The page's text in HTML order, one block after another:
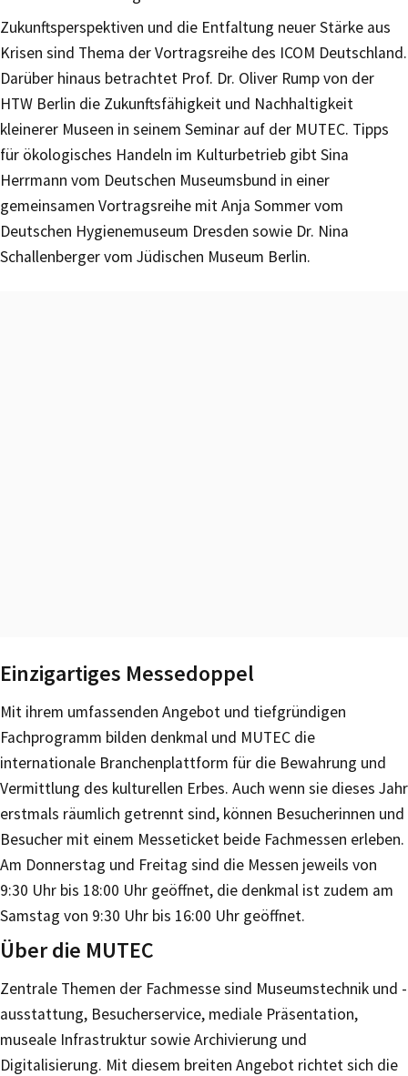
Zukunftsperspektiven und die Entfaltung neuer Stärke aus
Krisen sind Thema der Vortragsreihe des ICOM Deutschland.
Darüber hinaus betrachtet Prof. Dr. Oliver Rump von der
HTW Berlin die Zukunftsfähigkeit und Nachhaltigkeit
kleinerer Museen in seinem Seminar auf der MUTEC. Tipps
für ökologisches Handeln im Kulturbetrieb gibt Sina
Herrmann vom Deutschen Museumsbund in einer
gemeinsamen Vortragsreihe mit Anja Sommer vom
Deutschen Hygienemuseum Dresden sowie Dr. Nina
Schallenberger vom Jüdischen Museum Berlin.
Einzigartiges Messedoppel
Mit ihrem umfassenden Angebot und tiefgründigen
Fachprogramm bilden denkmal und MUTEC die
internationale Branchenplattform für die Bewahrung und
Vermittlung des kulturellen Erbes. Auch wenn sie dieses Jahr
erstmals räumlich getrennt sind, können Besucherinnen und
Besucher mit einem Messeticket beide Fachmessen erleben.
Am Donnerstag und Freitag sind die Messen jeweils von
9:30 Uhr bis 18:00 Uhr geöffnet, die denkmal ist zudem am
Samstag von 9:30 Uhr bis 16:00 Uhr geöffnet.
Über die MUTEC
Zentrale Themen der Fachmesse sind Museumstechnik und -
ausstattung, Besucherservice, mediale Präsentation,
museale Infrastruktur sowie Archivierung und
Digitalisierung. Mit diesem breiten Angebot richtet sich die